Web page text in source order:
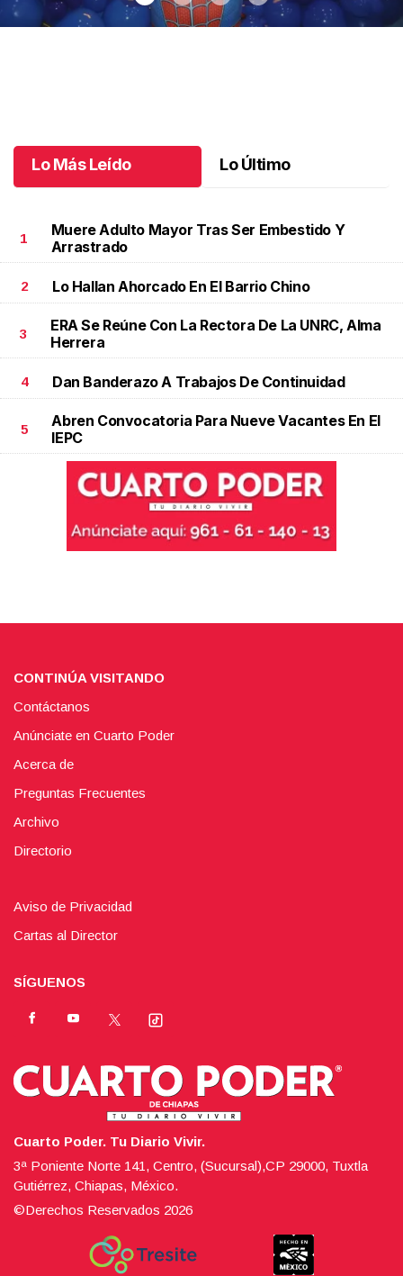
Lo Más Leído Lo Último
1
Muere Adulto Mayor Tras Ser Embestido Y
Arrastrado
2 Lo Hallan Ahorcado En El Barrio Chino
3
ERA Se Reúne Con La Rectora De La UNRC, Alma
Herrera
4 Dan Banderazo A Trabajos De Continuidad
5
Abren Convocatoria Para Nueve Vacantes En El
IEPC
CONTINÚA VISITANDO
Contáctanos
Anúnciate en Cuarto Poder
Acerca de
Preguntas Frecuentes
Archivo
Directorio
Aviso de Privacidad
Cartas al Director
SÍGUENOS
Cuarto Poder. Tu Diario Vivir.
3ª Poniente Norte 141, Centro, (Sucursal),CP 29000, Tuxtla
Gutiérrez, Chiapas, México.
©Derechos Reservados 2026